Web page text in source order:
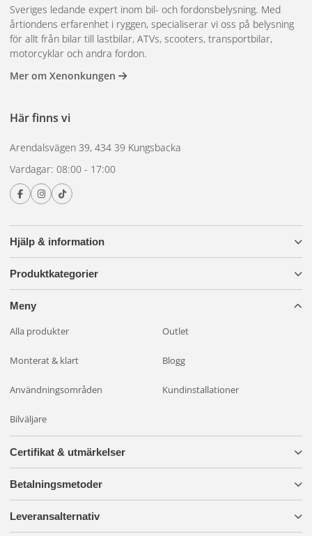
vägen.
Hjälp & information
Produktkategorier
Meny
Alla produkter Outlet
Monterat & klart Blogg
Användningsområden Kundinstallationer
Bilväljare
Sveriges ledande expert inom bil- och fordonsbelysning. Med
årtiondens erfarenhet i ryggen, specialiserar vi oss på belysning
för allt från bilar till lastbilar, ATVs, scooters, transportbilar,
motorcyklar och andra fordon.
Mer om Xenonkungen
Här finns vi
Arendalsvägen 39, 434 39 Kungsbacka
Vardagar: 08:00 - 17:00
Certifikat & utmärkelser
Betalningsmetoder
Leveransalternativ